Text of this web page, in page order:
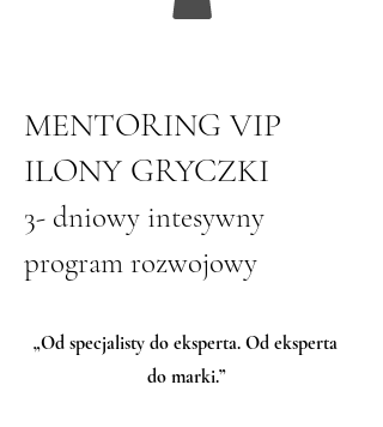
MENTORING VIP
ILONY GRYCZKI
3- dniowy intesywny
program rozwojowy
„Od specjalisty do eksperta. Od eksperta
do marki.”